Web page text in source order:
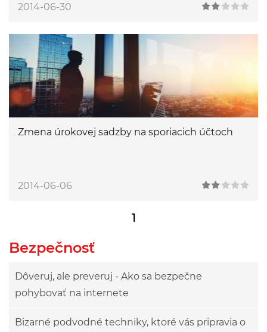
2014-06-30
Zmena úrokovej sadzby na sporiacich účtoch
2014-06-06
1
Bezpečnosť
Dôveruj, ale preveruj - Ako sa bezpečne
pohybovať na internete
Bizarné podvodné techniky, ktoré vás pripravia o